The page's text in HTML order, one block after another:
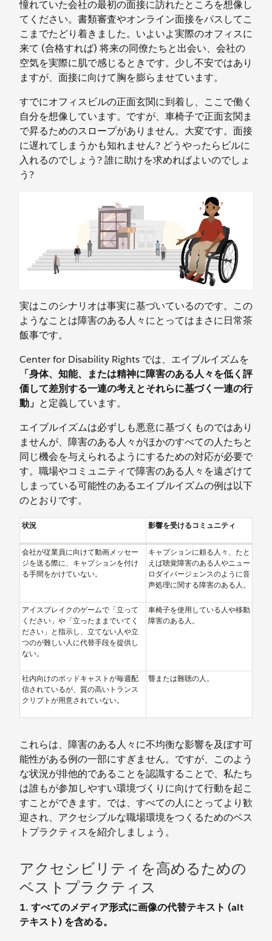
憧れていた会社の最初の面接に訪れたところを想像し
てください。書類審査やオンライン面接をパスしてこ
こまでたどり着きました。いよいよ実際のオフィスに
来て (合格すれば) 将来の同僚たちと出会い、会社の
空気を実際に肌で感じるときです。少し不安ではあり
ますが、面接に向けて胸を膨らませています。
すでにオフィスビルの正面玄関に到着し、ここで働く
自分を想像しています。ですが、車椅子で正面玄関ま
で昇るためのスロープがありません。大変です。面接
に遅れてしまうかも知れません? どうやったらビルに
入れるのでしょう? 誰に助けを求めればよいのでしょ
う?
実はこのシナリオは事実に基づいているのです。この
ようなことは障害のある人々にとってはまさに日常茶
飯事です。
Center for Disability Rights では、エイブルイズムを
「身体、知能、または精神に障害のある人々を低く評
価して差別する一連の考えとそれらに基づく一連の行
動」 と定義しています。
エイブルイズムは必ずしも悪意に基づくものではあり
ませんが、障害のある人々がほかのすべての人たちと
同じ機会を与えられるようにするための対応が必要で
す。職場やコミュニティで障害のある人々を遠ざけて
しまっている可能性のあるエイブルイズムの例は以下
のとおりです。
状況 影響を受けるコミュニティ
会社が従業員に向けて動画メッセー
ジを送る際に、キャプションを付け
る手間をかけていない。
キャプションに頼る人々、たと
えば聴覚障害のある人やニュー
ロダイバージェンスのように音
声処理に関する障害のある人。
アイスブレイクのゲームで「立って
ください」や「立ったままでいてく
ださい」と指示し、立てない人や立
つのが難しい人に代替手段を提供し
ない。
車椅子を使用している人や移動
障害のある人。
社内向けのポッドキャストが毎週配
信されているが、質の高いトランス
クリプトが用意されていない。
聾または難聴の人。
これらは、障害のある人々に不均衡な影響を及ぼす可
能性がある例の一部にすぎません。ですが、このよう
な状況が排他的であることを認識することで、私たち
は誰もが参加しやすい環境づくりに向けて行動を起こ
すことができます。では、すべての人にとってより歓
迎され、アクセシブルな職場環境をつくるためのベス
トプラクティスを紹介しましょう。
アクセシビリティを高めるための
ベストプラクティス
1. すべてのメディア形式に画像の代替テキスト (alt
テキスト) を含める。